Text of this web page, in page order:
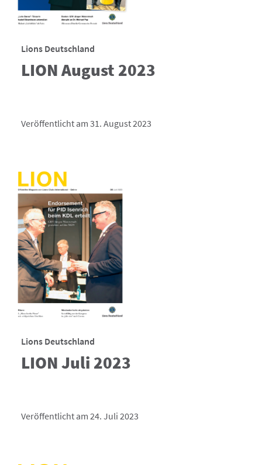
Lions Deutschland
LION August 2023
Veröffentlicht am 31. August 2023
Lions Deutschland
LION Juli 2023
Veröffentlicht am 24. Juli 2023